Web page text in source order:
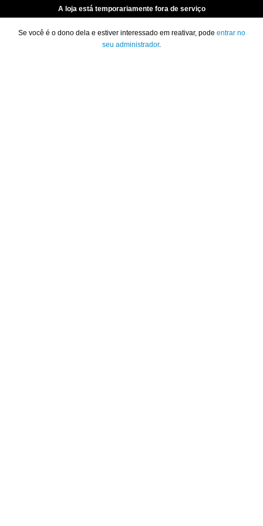
A loja está temporariamente fora de serviço
Se você é o dono dela e estiver interessado em reativar, pode entrar no
seu administrador.